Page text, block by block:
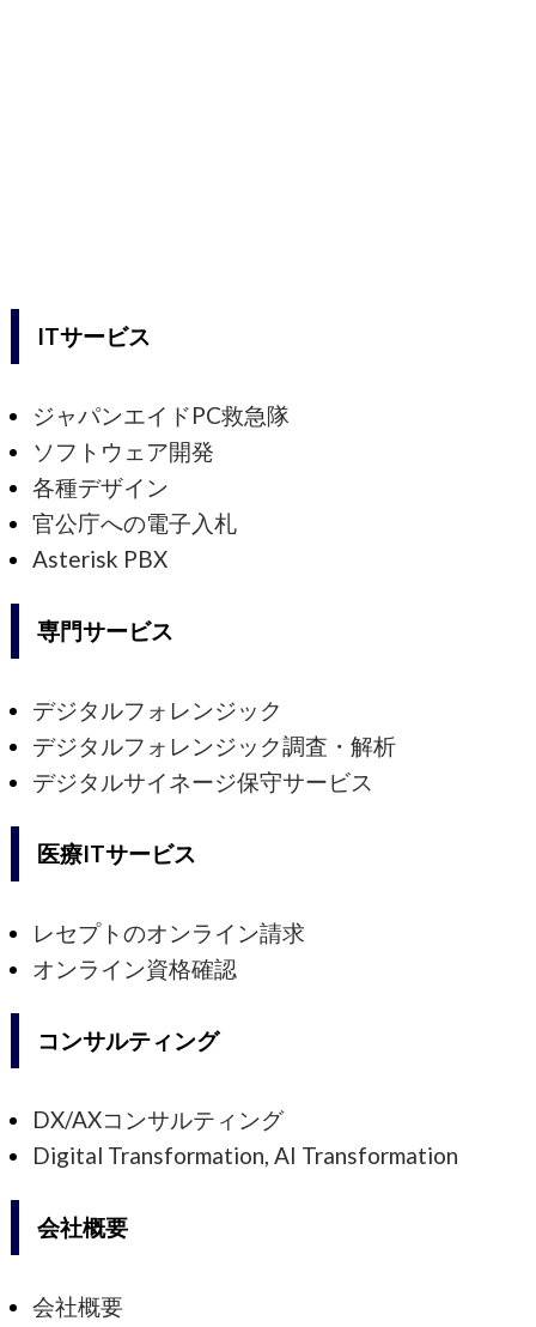
ITサービス
ジャパンエイドPC救急隊
ソフトウェア開発
各種デザイン
官公庁への電子入札
Asterisk PBX
専門サービス
デジタルフォレンジック
デジタルフォレンジック調査・解析
デジタルサイネージ保守サービス
医療ITサービス
レセプトのオンライン請求
オンライン資格確認
コンサルティング
DX/AXコンサルティング
Digital Transformation, AI Transformation
会社概要
会社概要